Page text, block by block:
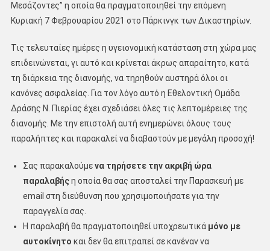
Μεσάζοντες” η οποία θα πραγματοποιηθεί την επόμενη
Κυριακή 7 Φεβρουαρίου 2021 στο Πάρκινγκ των Δικαστηρίων.
Τις τελευταίες ημέρες η υγειονομική κατάσταση στη χώρα μας
επιδεινώνεται, γι αυτό και κρίνεται άκρως απαραίτητο, κατά
τη διάρκεια της διανομής, να τηρηθούν αυστηρά όλοι οι
κανόνες ασφαλείας. Για τον λόγο αυτό η Εθελοντική Ομάδα
Δράσης Ν. Πιερίας έχει σχεδιάσει όλες τις λεπτομέρειες της
διανομής. Με την επιστολή αυτή ενημερώνει όλους τους
παραλήπτες και παρακαλεί να διαβαστούν με μεγάλη προσοχή!
Σας παρακαλούμενα τηρήσετε την ακριβή ώρα
παραλαβήςη οποία θα σας αποσταλεί την Παρασκευή με
email στη διεύθυνση που χρησιμοποιήσατε για την
παραγγελία σας.
Η παραλαβή θα πραγματοποιηθεί υποχρεωτικά μόνο με
αυτοκίνητο και δεν θα επιτραπεί σε κανέναν να